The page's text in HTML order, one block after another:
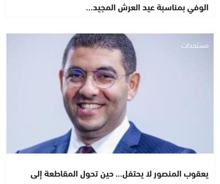
الوفي بمناسبة عيد العرش المجيد…
مستجدات
يعقوب المنصور لا يحتفل… حين تحول المقاطعة إلى